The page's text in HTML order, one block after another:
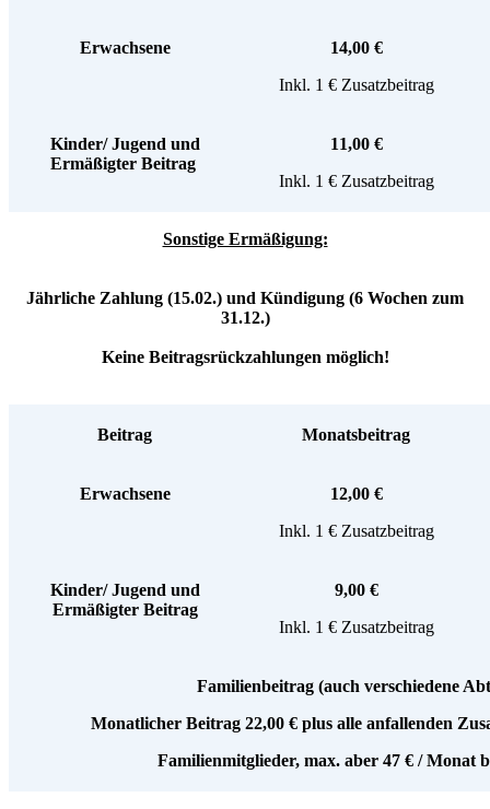
Erwachsene
14,00 €
Inkl. 1 € Zusatzbeitrag
Kinder/ Jugend und
Ermäßigter Beitrag
11,00 €
Inkl. 1 € Zusatzbeitrag
Sonstige Ermäßigung:
Jährliche Zahlung (15.02.) und Kündigung (6 Wochen zum
31.12.)
Keine Beitragsrückzahlungen möglich!
Beitrag Monatsbeitrag
Erwachsene
12,00 €
Inkl. 1 € Zusatzbeitrag
Kinder/ Jugend und
Ermäßigter Beitrag
9,00 €
Inkl. 1 € Zusatzbeitrag
Familienbeitrag (auch verschiedene
Monatlicher Beitrag 22,00 € plus alle anfallenden
Familienmitglieder, max. aber 47 € / Monat